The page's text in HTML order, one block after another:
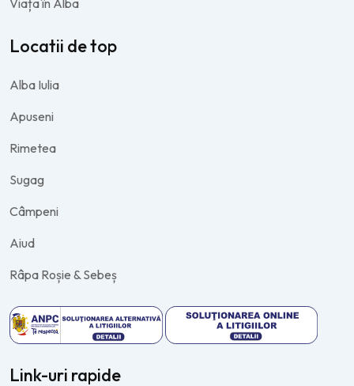
Viața în Alba
Locatii de top
Alba Iulia
Apuseni
Rimetea
Sugag
Câmpeni
Aiud
Râpa Roșie & Sebeș
Link-uri rapide